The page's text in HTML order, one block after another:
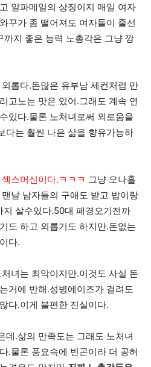
알파메일의 상징이지 매일 여자
꾸가 좀 떨어져도 여자들이 줄선
지 좋은 능력 노총각은 그냥 깡
롭다.돈많은 유부남 세컨처럼 만
고노는 맛은 있어.그래도 계속 연
있다.물론 노처녀로써 외로움을
다는 훨씬 나은 삶을 향유가능하
스머신이다.ㅋㅋㅋ 그냥 오나홀
날 남자들의 구애도 받고 밥이랑
살수있다.50대 폐경오기전까
도 하고 외롭기도 하지만.돈없는
다.
녀는 최악이지만.이것도 사실 돈
거에 반해.성병에이즈가 걸려도
다.이게 불편한 진실이다.
데.삶의 만족도는 그래도 노처녀
.물론 풍요속에 빈곤이라 더 공허